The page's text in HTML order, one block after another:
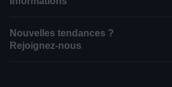
Nouvelles tendances ?
Rejoignez-nous